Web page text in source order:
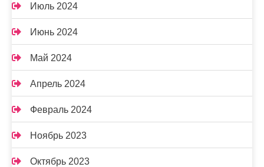
Июль 2024
Июнь 2024
Май 2024
Апрель 2024
Февраль 2024
Ноябрь 2023
Октябрь 2023